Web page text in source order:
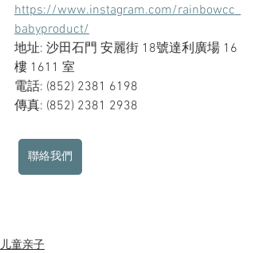
https://www.instagram.com/rainbowcc_
babyproduct/
地址: 沙田石門 安麗街 18號達利廣場 16
樓 1611 室
電話: (852) 2381 6198
傳真: (852) 2381 2938
聯絡我們
儿童亲子